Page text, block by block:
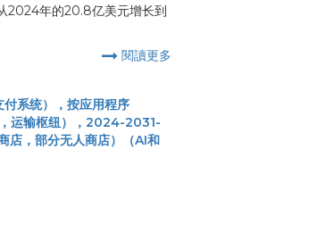
2024年的20.8亿美元增长到
閱讀更多
系统），按应用程序
运输枢纽），2024-2031-
店，部分无人商店）（AI和